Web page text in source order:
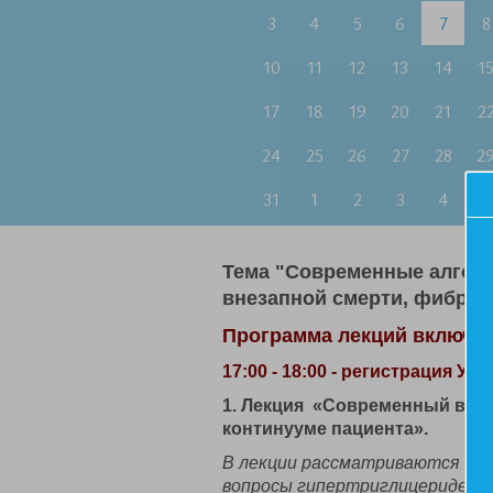
3
4 5 6 7 8
10
11 12 13 14 15
17
18 19 20 21 22
24
25 26 27 28 29
31
1 2 3 4
Тема "Современные
внезапной смерти,
Программа лекций
17:00 - 18:00 - регистрация
1. Лекция «Современный
континууме пациента».
В лекции рассматриваются
вопросы